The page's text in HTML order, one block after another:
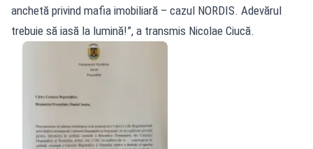
anchetă privind mafia imobiliară – cazul NORDIS. Adevărul
trebuie să iasă la lumină!”, a transmis Nicolae Ciucă.